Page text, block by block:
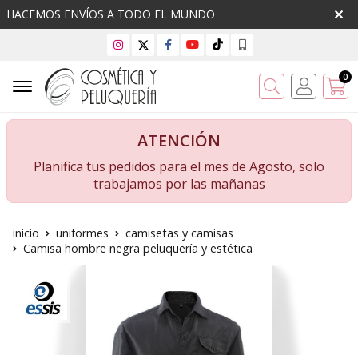
HACEMOS ENVÍOS A TODO EL MUNDO
Buscar 0
ATENCIÓN
Planifica tus pedidos para el mes de Agosto, solo
trabajamos por las mañanas
inicio uniformes
camisetas y camisas
Camisa hombre negra peluquería y estética